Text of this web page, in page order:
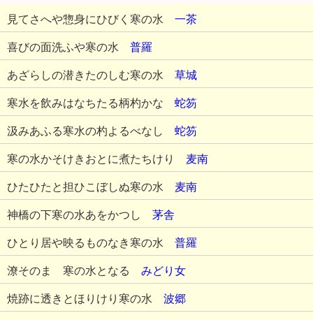
見てさへや惣身にひびく寒の水 一茶
喜びの面洗ふや寒の水 普羅
あざらしの潜きたのしむ寒の水 草城
寒水を飲みはなちたる柄杓かな 蛇笏
汲みあふる寒水の杓よるべなし 蛇笏
寒の水かそけきおとに煮たちけり 麦南
ひたひたと担ひこぼしぬ寒の水 麦南
神橋の下寒の水あをかつし 茅舎
ひとり居や映るものなき寒の水 普羅
潦そのまゝ寒の水となる みどり女
焼跡に透きとほりけり寒の水 波郷